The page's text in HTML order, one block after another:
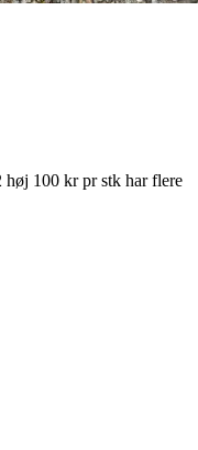
høj 100 kr pr stk har flere